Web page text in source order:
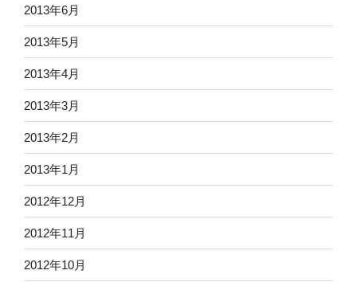
2013年6月
2013年5月
2013年4月
2013年3月
2013年2月
2013年1月
2012年12月
2012年11月
2012年10月